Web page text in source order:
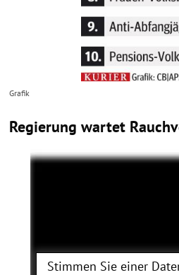
Grafik
Regierung wartet
Stimmen Sie einer